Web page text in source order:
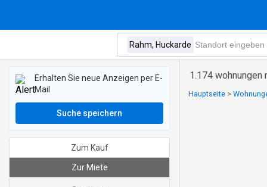
1.174 wohnungen
Hauptseite >
Erhalten Sie neue Anzeigen per E-
Mail
Suche speichern
Zum Kauf
Zur Miete